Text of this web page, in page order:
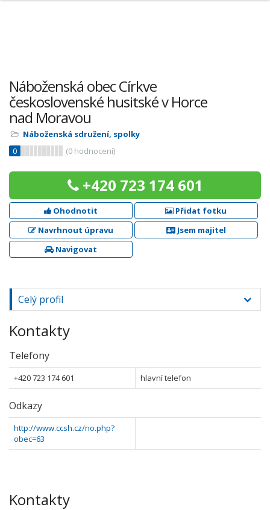
Náboženská obec Církve
československé husitské v Horce
nad Moravou
Náboženská sdružení, spolky
0
(0 hodnocení)
+420 723 174 601
Ohodnotit
Přidat fotku
Navrhnout úpravu
Jsem majitel
Navigovat
Celý profil
Kontakty
Telefony
+420 723 174 601 hlavní telefon
Odkazy
http://www.ccsh.cz/no.php?
obec=63
Kontakty